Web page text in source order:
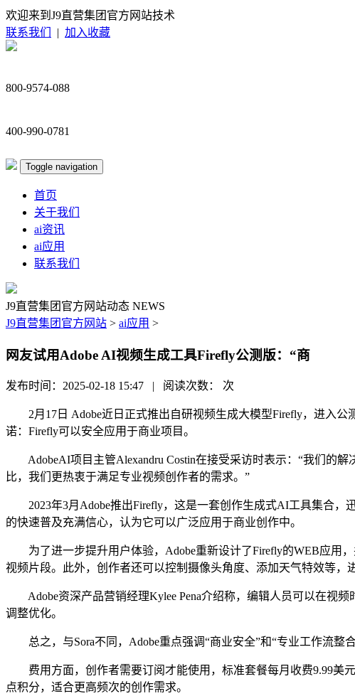
欢迎来到J9直营集团官方网站技术
联系我们
| 加入收藏
800-9574-088
400-990-0781
Toggle navigation
首页
关于我们
ai资讯
ai应用
联系我们
J9直营集团官方网站动态 NEWS
J9直营集团官方网站 > ai应用 >
网友试用Adobe AI视频生成工具Firefly公测版：“商
发布时间：2025-02-18 15:47 | 阅读次数： 次
2月17日 Adobe近日正式推出自研视频生成大模型Firefly，进入公
诺：Firefly可以安全应用于商业项目。
AdobeAI项目主管Alexandru Costin在接受采访时表示：“我们的解
比，我们更热衷于满足专业视频创作者的需求。”
2023年3月Adobe推出Firefly，这是一套创作生成式AI工具集合，
的快速普及充满信心，认为它可以广泛应用于商业创作中。
为了进一步提升用户体验，Adobe重新设计了Firefly的WEB应用，
视频片段。此外，创作者还可以控制摄像头角度、添加天气特效等，
Adobe资深产品营销经理Kylee Pena介绍称，编辑人员可以在视频
调整优化。
总之，与Sora不同，Adobe重点强调“商业安全”和“专业工作流整
费用方面，创作者需要订阅才能使用，标准套餐每月收费9.99美元
点积分，适合更高频次的创作需求。